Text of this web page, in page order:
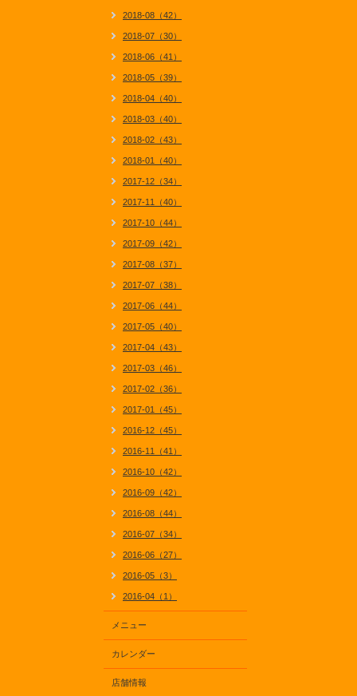
2018-08（42）
2018-07（30）
2018-06（41）
2018-05（39）
2018-04（40）
2018-03（40）
2018-02（43）
2018-01（40）
2017-12（34）
2017-11（40）
2017-10（44）
2017-09（42）
2017-08（37）
2017-07（38）
2017-06（44）
2017-05（40）
2017-04（43）
2017-03（46）
2017-02（36）
2017-01（45）
2016-12（45）
2016-11（41）
2016-10（42）
2016-09（42）
2016-08（44）
2016-07（34）
2016-06（27）
2016-05（3）
2016-04（1）
メニュー
カレンダー
店舗情報